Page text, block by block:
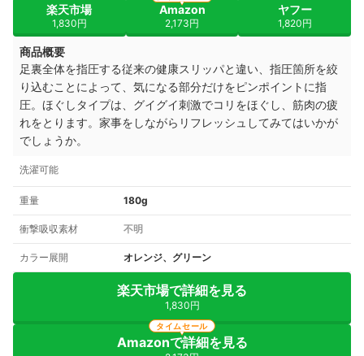
楽天市場
1,830円
Amazon
2,173円
ヤフー
1,820円
商品概要
足裏全体を指圧する従来の健康スリッパと違い、指圧箇所を絞
り込むことによって、気になる部分だけをピンポイントに指
圧。ほぐしタイプは、グイグイ刺激でコリをほぐし、筋肉の疲
れをとります。家事をしながらリフレッシュしてみてはいかが
でしょうか。
洗濯可能
重量 180g
衝撃吸収素材 不明
カラー展開 オレンジ、グリーン
楽天市場で詳細を見る
1,830円
Amazonで詳細を見る
タイムセール